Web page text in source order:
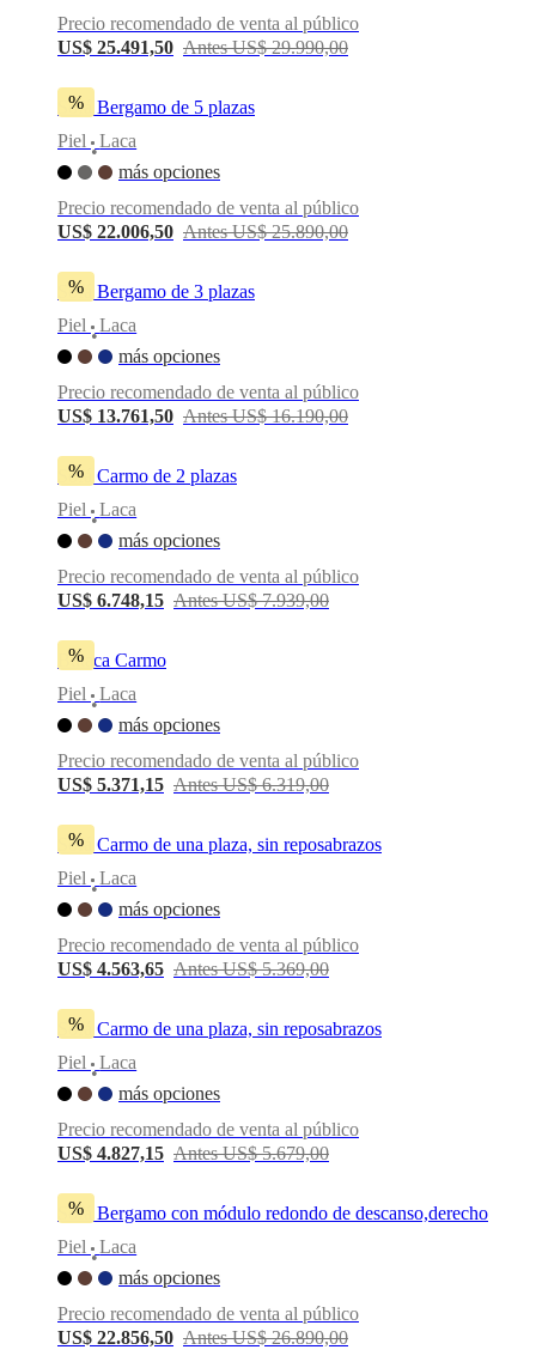
Precio recomendado de venta al público
US$ 25.491,50 Antes US$ 29.990,00
%
Sofá Bergamo de 5 plazas
Piel
•
Laca
más opciones
Precio recomendado de venta al público
US$ 22.006,50 Antes US$ 25.890,00
%
Sofá Bergamo de 3 plazas
Piel
•
Laca
más opciones
Precio recomendado de venta al público
US$ 13.761,50 Antes US$ 16.190,00
%
Sofá Carmo de 2 plazas
Piel
•
Laca
más opciones
Precio recomendado de venta al público
US$ 6.748,15 Antes US$ 7.939,00
%
Butaca Carmo
Piel
•
Laca
más opciones
Precio recomendado de venta al público
US$ 5.371,15 Antes US$ 6.319,00
%
Sofá Carmo de una plaza, sin reposabrazos
Piel
•
Laca
más opciones
Precio recomendado de venta al público
US$ 4.563,65 Antes US$ 5.369,00
%
Sofá Carmo de una plaza, sin reposabrazos
Piel
•
Laca
más opciones
Precio recomendado de venta al público
US$ 4.827,15 Antes US$ 5.679,00
%
Sofá Bergamo con módulo redondo de descanso,derecho
Piel
•
Laca
más opciones
Precio recomendado de venta al público
US$ 22.856,50 Antes US$ 26.890,00